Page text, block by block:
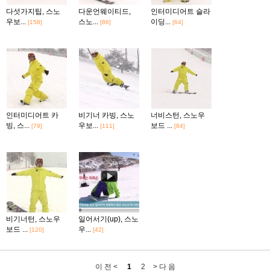
다섯가지팁, 스노
우보... [158]
다운언웨이티드,
스노... [86]
인터미디어트 슬라
이딩... [64]
인터미디어트 카
빙, 스... [79]
비기너 카빙, 스노
우보... [111]
너비스턴, 스노우
보드 ... [84]
비기너턴, 스노우
보드 ... [120]
일어서기(up), 스노
우... [42]
이 전 < 1 2 > 다 음